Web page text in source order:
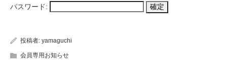
パスワード:
投稿者: yamaguchi
会員専用お知らせ